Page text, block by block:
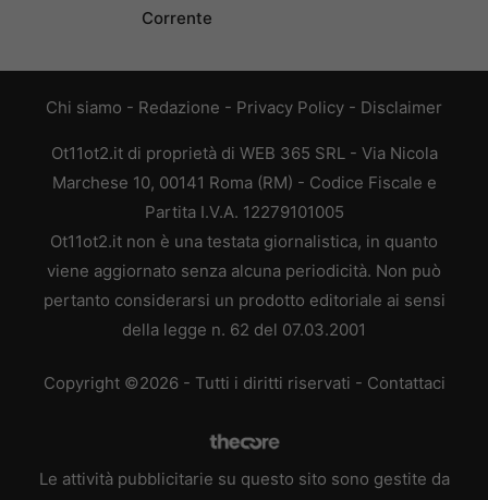
Corrente
Chi siamo - Redazione - Privacy Policy - Disclaimer
Ot11ot2.it di proprietà di WEB 365 SRL - Via Nicola
Marchese 10, 00141 Roma (RM) - Codice Fiscale e
Partita I.V.A. 12279101005
Ot11ot2.it non è una testata giornalistica, in quanto
viene aggiornato senza alcuna periodicità. Non può
pertanto considerarsi un prodotto editoriale ai sensi
della legge n. 62 del 07.03.2001
Copyright ©2026 - Tutti i diritti riservati - Contattaci
Le attività pubblicitarie su questo sito sono gestite da